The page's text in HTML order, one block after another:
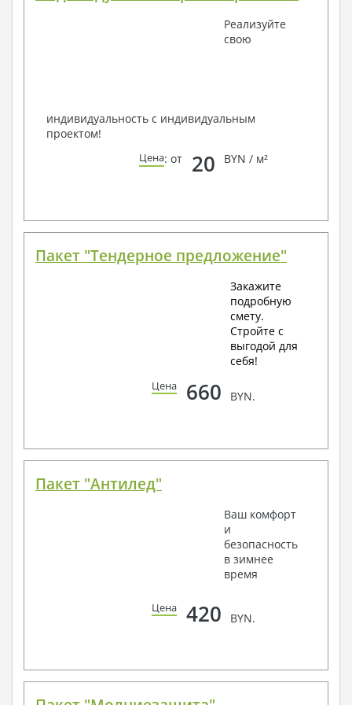
Получить профессиональную консультацию у
наших специалистов, Вы можете любым
Реализуйте
свою
индивидуальность с индивидуальным
проектом!
Цена: от 20 BYN / м²
Пакет "Тендерное предложение"
Закажите
подробную
смету.
Стройте с
выгодой для
себя!
Цена 660 BYN.
Пакет "Антилед"
Ваш комфорт
и
безопасность
в зимнее
время
Цена 420 BYN.